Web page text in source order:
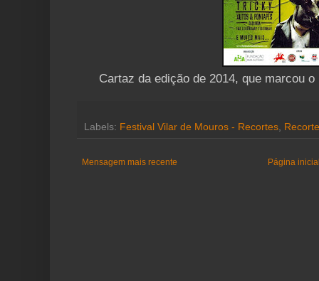
Cartaz da edição de 2014, que marcou
Labels: Festival Vilar de Mouros - Recortes,
Mensagem mais recente Página